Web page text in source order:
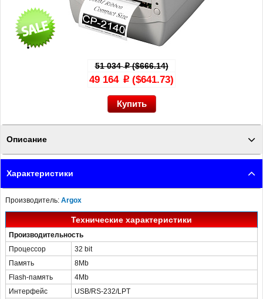
51 034p($666.14)
49 164 p ($641.73)
Описание
характеристики и свойства посмотрите на сайте ПОСЛЭНД
Характеристики
Производитель: Argox
Технические характеристики
Производительность
Процессор
32 bit
Память
8Mb
Flash-память
4Mb
Интерфейс
USB/RS-232/LPT